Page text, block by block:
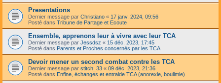
Presentations
Dernier message par Christiano « 17 janv. 2024, 09:56
Posté dans Tribune de Partage et Ecoute
Ensemble, apprenons leur à vivre avec leur TCA
Dernier message par Jessdsz « 15 déc. 2023, 17:45
Posté dans Parents et Proches concernés par les TCA
Devoir mener un second combat contre les TCA
Dernier message par stitch_33 « 09 déc. 2023, 21:36
Posté dans Enfine, échanges et entraide TCA (anorexie, boulimie)